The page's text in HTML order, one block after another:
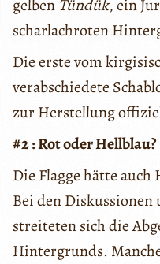
gelben Tündük, ein
scharlachroten
Die erste vom
verabschiedete
zur Herstellung
#2 : Rot oder Hellblau?
Die Flagge hätte
Bei den Diskussionen
streiteten sich die
Hintergrunds.